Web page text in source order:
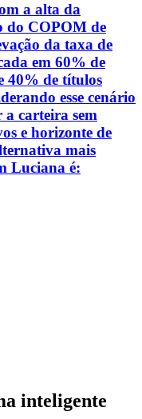
a alta da
do COPOM de
da taxa de
em 60% de
40% de títulos
esse cenário
a carteira sem
e horizonte de
mais
Luciana é:
inteligente